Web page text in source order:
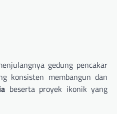
gedung pencakar
konsisten membangun dan
beserta proyek ikonik yang